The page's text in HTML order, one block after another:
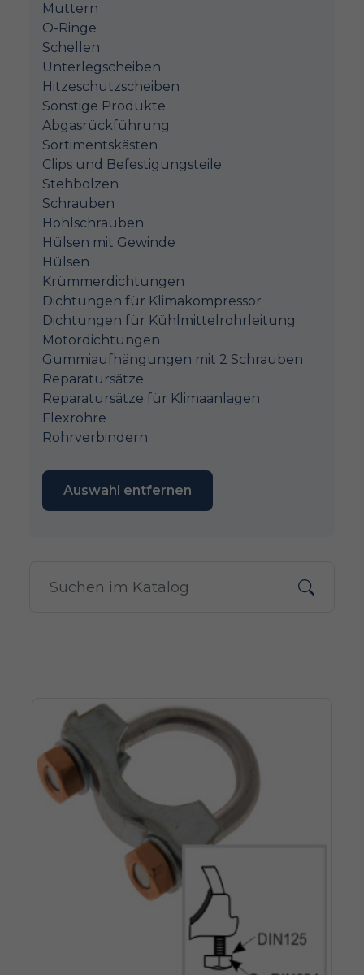
Muttern
O-Ringe
Schellen
Unterlegscheiben
Hitzeschutzscheiben
Sonstige Produkte
Abgasrückführung
Sortimentskästen
Clips und Befestigungsteile
Stehbolzen
Schrauben
Hohlschrauben
Hülsen mit Gewinde
Hülsen
Krümmerdichtungen
Dichtungen für Klimakompressor
Dichtungen für Kühlmittelrohrleitung
Motordichtungen
Gummiaufhängungen mit 2 Schrauben
Reparatursätze
Reparatursätze für Klimaanlagen
Flexrohre
Rohrverbindern
Auswahl entfernen